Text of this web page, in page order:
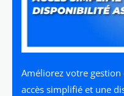
Améliorez votre gestion
accès simplifié et une